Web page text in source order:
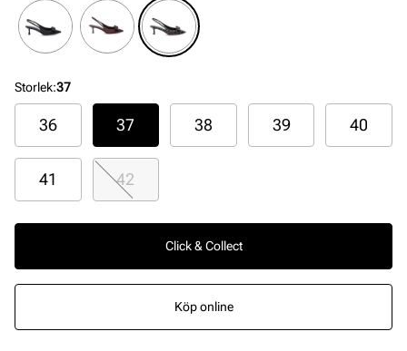
Storlek:37
36 37 38 39 40
41 42
Click & Collect
Köp online